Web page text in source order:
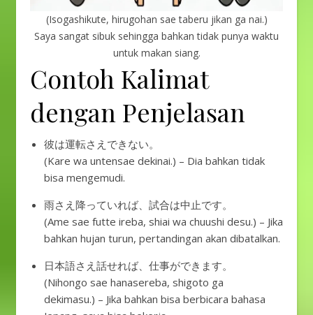
(Isogashikute, hirugohan sae taberu jikan ga nai.)
Saya sangat sibuk sehingga bahkan tidak punya waktu
untuk makan siang.
Contoh Kalimat
dengan Penjelasan
彼は運転さえできない。
(Kare wa untensae dekinai.) – Dia bahkan tidak
bisa mengemudi.
雨さえ降っていれば、試合は中止です。
(Ame sae futte ireba, shiai wa chuushi desu.) – Jika
bahkan hujan turun, pertandingan akan dibatalkan.
日本語さえ話せれば、仕事ができます。
(Nihongo sae hanasereba, shigoto ga
dekimasu.) – Jika bahkan bisa berbicara bahasa